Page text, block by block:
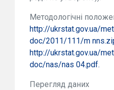
Методологічні
http://ukrstat.gov.ua/
doc/2011/111/m
http://ukrstat.gov.ua/
doc/nas/nas 04.pdf.
Перегляд даних